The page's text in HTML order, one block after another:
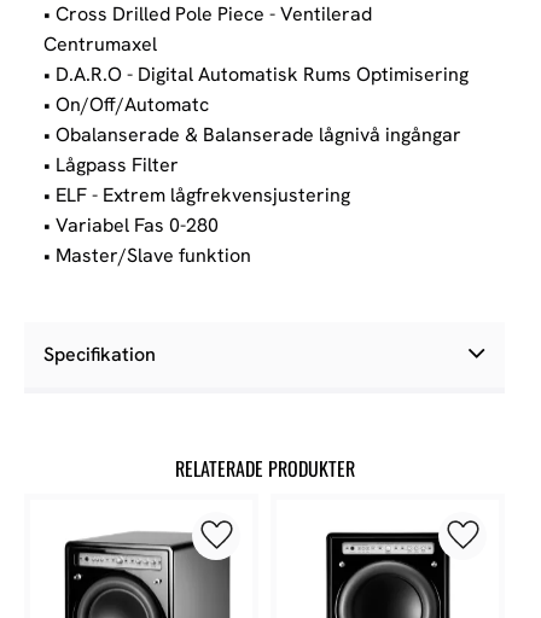
• Cross Drilled Pole Piece - Ventilerad
Centrumaxel
• D.A.R.O - Digital Automatisk Rums Optimisering
• On/Off/Automatc
• Obalanserade & Balanserade lågnivå ingångar
• Lågpass Filter
• ELF - Extrem lågfrekvensjustering
• Variabel Fas 0-280
• Master/Slave funktion
Specifikation
RELATERADE PRODUKTER
Lägg till i favoriter Lägg till